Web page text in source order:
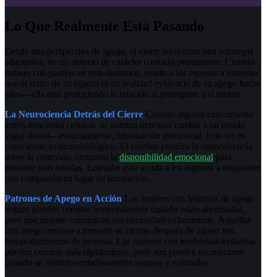
Lo Que Realmente Está Pasando
Desde una perspectiva de apego, el cierre representa una estrategia
adaptativa, no un defecto de carácter o estado permanente. Cuando
trabajo con parejas en esta dinámica, ayudo a los esposos a entender
que el retiro de su esposa es en realidad evidencia de su apego hacia
ellos—ella está protegiendo la relación al protegerse a sí misma.
La Neurociencia Detrás del Cierre Cuando alguien experimenta
estrés relacional crónico, su sistema nervioso cambia a un estado
vagal dorsal—esencialmente, hibernación emocional. Esto no es
consciente; es neurobiológico. El cerebro prioriza la supervivencia
sobre la conexión, cerrando la disponibilidad emocional para
prevenir más heridas. Entender esto ayuda a los esposos a responder
con compasión en lugar de frustración.
Patrones de Apego en Acción Las mujeres con historias de apego
seguro pueden cerrarse temporalmente cuando están abrumadas,
pero típicamente comunican sus necesidades claramente. Aquellas
con apego ansioso a menudo se cierran después de agotar sus
comportamientos de protesta. Las mujeres con tendencias evitativas
pueden cerrarse más rápidamente, pero aún pueden reconectarse
cuando se sienten verdaderamente seguras y valoradas.